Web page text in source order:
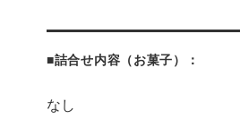
■詰合せ内容（お菓子）：
なし